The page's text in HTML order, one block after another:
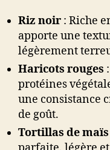
Riz noir : Riche
apporte une
légèrement
Haricots rouges
protéines
une consistance
de goût.
Tortillas de maïs